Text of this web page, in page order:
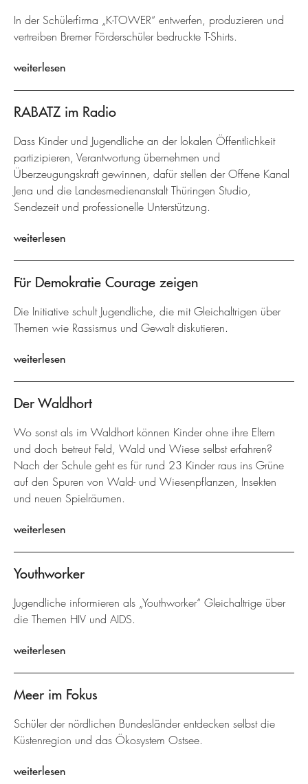
In der Schülerfirma „K-TOWER“ entwerfen, produzieren und
vertreiben Bremer Förderschüler bedruckte T-Shirts.
weiterlesen
RABATZ im Radio
Dass Kinder und Jugendliche an der lokalen Öffentlichkeit
partizipieren, Verantwortung übernehmen und
Überzeugungskraft gewinnen, dafür stellen der Offene Kanal
Jena und die Landesmedienanstalt Thüringen Studio,
Sendezeit und professionelle Unterstützung.
weiterlesen
Für Demokratie Courage zeigen
Die Initiative schult Jugendliche, die mit Gleichaltrigen über
Themen wie Rassismus und Gewalt diskutieren.
weiterlesen
Der Waldhort
Wo sonst als im Waldhort können Kinder ohne ihre Eltern
und doch betreut Feld, Wald und Wiese selbst erfahren?
Nach der Schule geht es für rund 23 Kinder raus ins Grüne
auf den Spuren von Wald- und Wiesenpflanzen, Insekten
und neuen Spielräumen.
weiterlesen
Youthworker
Jugendliche informieren als „Youthworker“ Gleichaltrige über
die Themen HIV und AIDS.
weiterlesen
Meer im Fokus
Schüler der nördlichen Bundesländer entdecken selbst die
Küstenregion und das Ökosystem Ostsee.
weiterlesen